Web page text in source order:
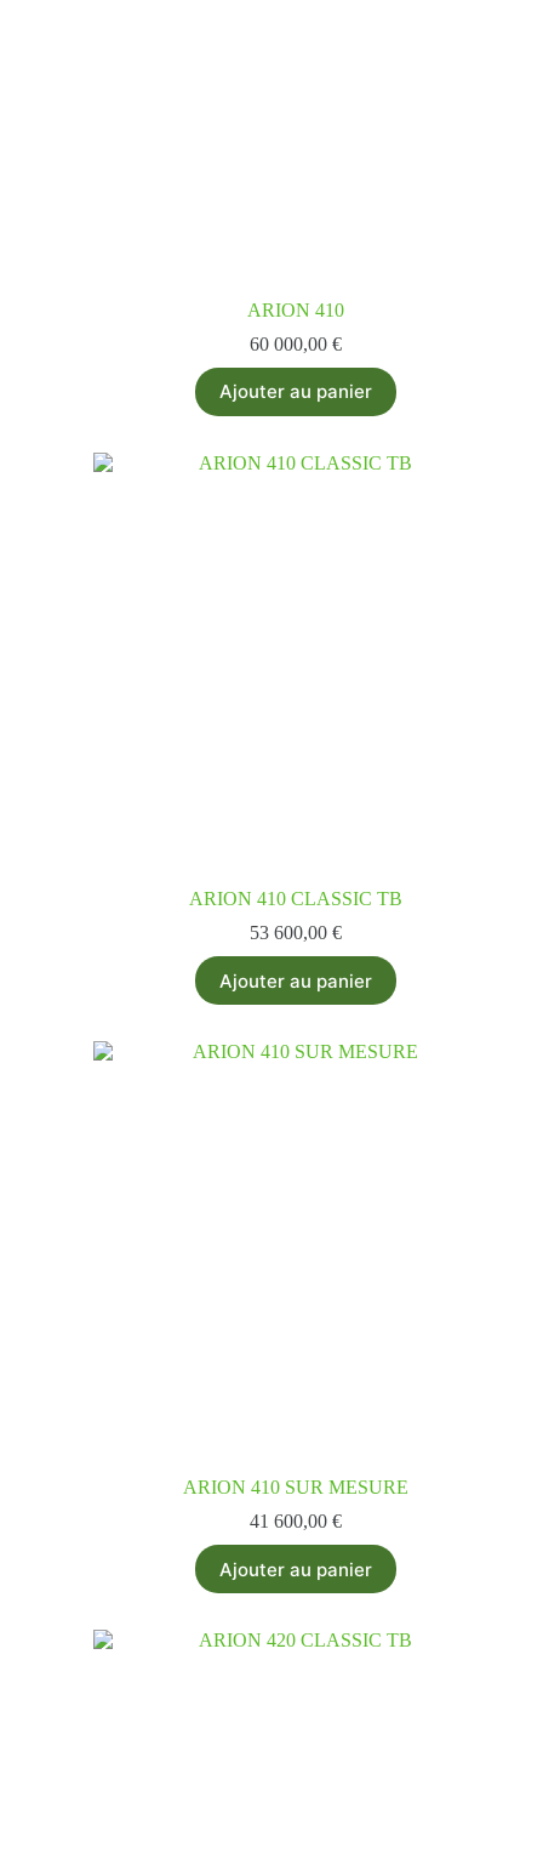
ARION 410
60 000,00 €
Ajouter au panier
ARION 410 CLASSIC TB
53 600,00 €
Ajouter au panier
ARION 410 SUR MESURE
41 600,00 €
Ajouter au panier